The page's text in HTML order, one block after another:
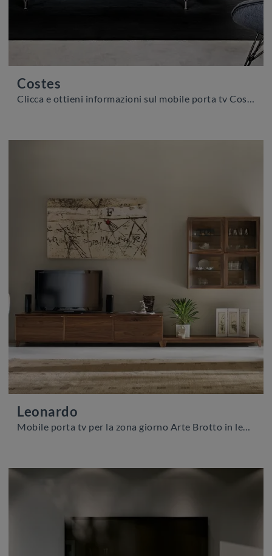
Costes
Clicca e ottieni informazioni sul mobile porta tv Costes di Cattelan Italia: realizzato in legno, è il prodotto perfetto per spazi moderni.
Leonardo
Mobile porta tv per la zona giorno Arte Brotto in legno: clicca e ottieni informazioni sul modello Leonardo, ideale per spazi moderni.